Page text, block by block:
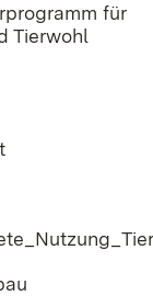
für
Tierwohl